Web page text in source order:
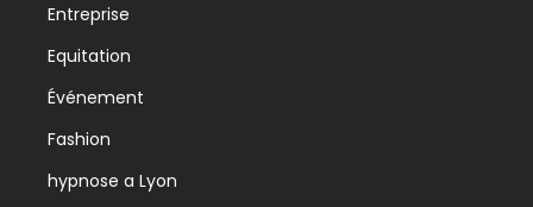
Entreprise
Equitation
Événement
Fashion
hypnose a Lyon